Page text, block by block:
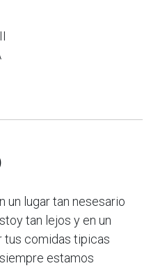
un lugar tan nesesario
tan lejos y en un
tus comidas tipicas
estamos